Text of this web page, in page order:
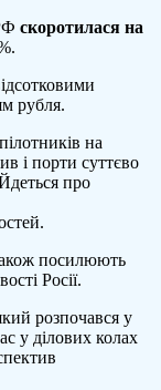
скоротилася на
рубля.
на
і порти суттєво
про
посилюють
Росії.
розпочався у
у ділових колах